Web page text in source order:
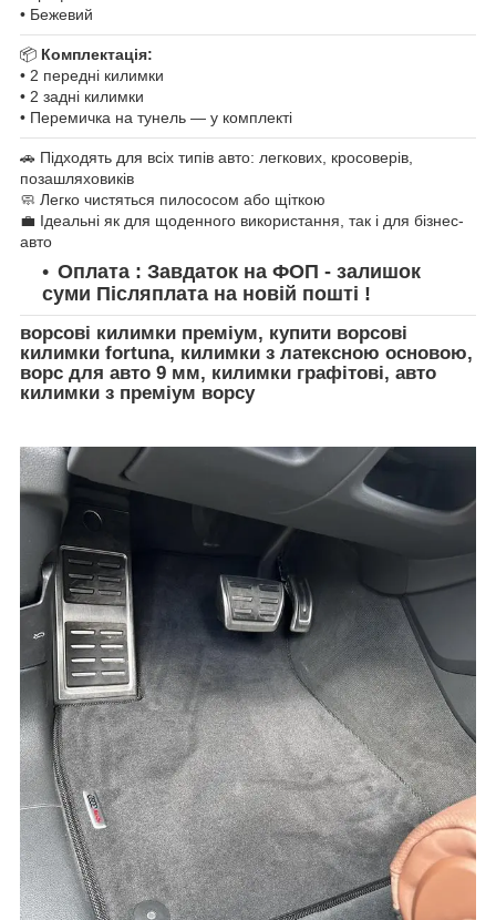
• Бежевий
📦 Комплектація:
• 2 передні килимки
• 2 задні килимки
• Перемичка на тунель — у комплекті
🚗 Підходять для всіх типів авто: легкових, кросоверів,
позашляховиків
🧼 Легко чистяться пилососом або щіткою
💼 Ідеальні як для щоденного використання, так і для бізнес-
авто
Оплата : Завдаток на ФОП - залишок
суми Післяплата на новій пошті !
ворсові килимки преміум, купити ворсові
килимки fortuna, килимки з латексною основою,
ворс для авто 9 мм, килимки графітові, авто
килимки з преміум ворсу